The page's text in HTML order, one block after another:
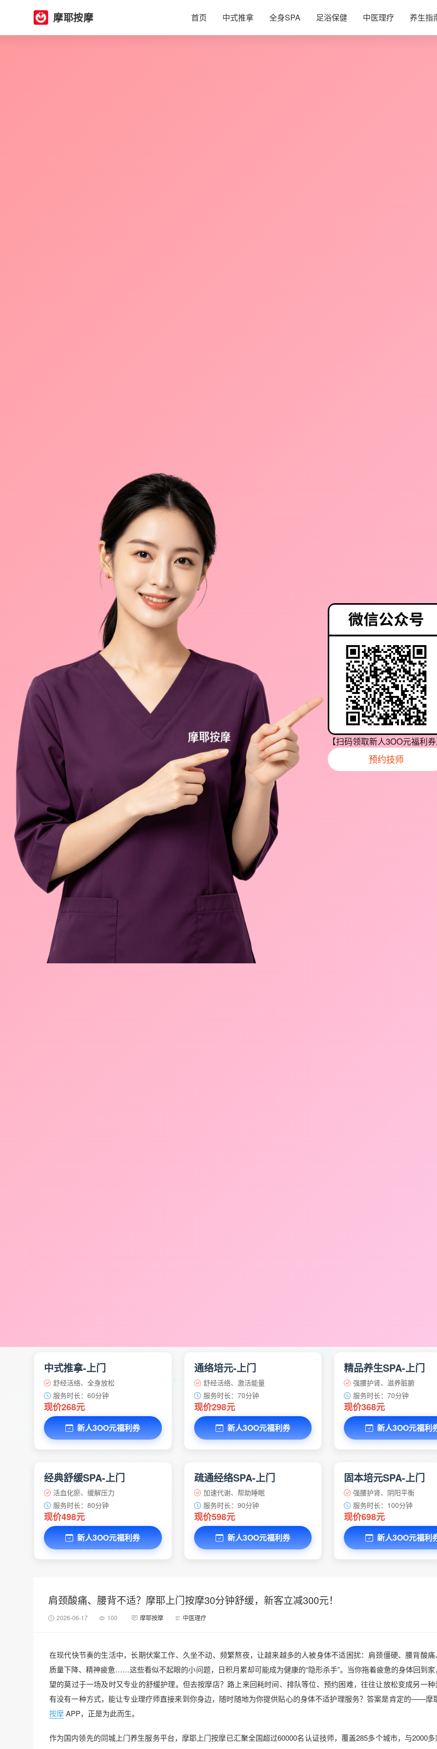
摩耶按摩 首页 中式推拿 全身SPA 足浴保健 中医理疗 养生指
【扫码领取新人3OO元福利
预约技师
中式推拿-上门
舒经活络、全身放松
服务时长：60分钟
现价268元
新人3OO元福利券
通络培元-上门
舒经活络、激活能量
服务时长：70分钟
现价298元
新人3OO元福利券
精品养生SPA-上门
强腰护肾、滋养脏腑
服务时长：70分钟
现价368元
新人3OO元福利
经典舒缓SPA-上门
活血化瘀、缓解压力
服务时长：80分钟
现价498元
新人3OO元福利券
疏通经络SPA-上门
加速代谢、帮助睡眠
服务时长：90分钟
现价598元
新人3OO元福利券
固本培元SPA-上门
强腰护肾、阴阳平衡
服务时长：100分钟
现价698元
新人3OO元福利
肩颈酸痛、腰背不适？摩耶上门按摩30分钟舒缓，新客立减300元！
2026-06-17 100 摩耶按摩 中医理疗
在现代快节奏的生活中，长期伏案工作、久坐不动、频繁熬夜，让越来越多的人被身体不适困扰：肩颈僵硬、腰背酸
质量下降、精神疲惫……这些看似不起眼的小问题，日积月累却可能成为健康的“隐形杀手”。当你拖着疲惫的身体回到
望的莫过于一场及时又专业的舒缓护理。但去按摩店？路上来回耗时间、排队等位、预约困难，往往让放松变成另一
有没有一种方式，能让专业理疗师直接来到你身边，随时随地为你提供贴心的身体不适护理服务？答案是肯定的——摩
按摩APP，正是为此而生。
作为国内领先的同城上门养生服务平台，摩耶上门按摩已汇聚全国超过60000名认证技师，覆盖285多个城市，与2000